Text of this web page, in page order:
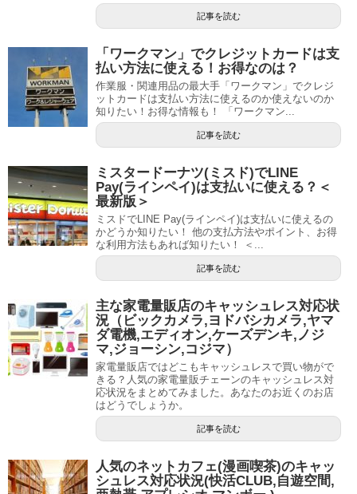
記事を読む
「ワークマン」でクレジットカードは支
払い方法に使える！お得なのは？
作業服・関連用品の最大手「ワークマン」でクレジ
ットカードは支払い方法に使えるのか使えないのか
知りたい！お得な情報も！ 「ワークマン...
記事を読む
ミスタードーナツ(ミスド)でLINE
Pay(ラインペイ)は支払いに使える？＜
最新版＞
ミスドでLINE Pay(ラインペイ)は支払いに使えるの
かどうか知りたい！ 他の支払方法やポイント、お得
な利用方法もあれば知りたい！ ＜...
記事を読む
主な家電量販店のキャッシュレス対応状
況（ビックカメラ,ヨドバシカメラ,ヤマ
ダ電機,エディオン,ケーズデンキ,ノジ
マ,ジョーシン,コジマ）
家電量販店ではどこもキャッシュレスで買い物がで
きる？人気の家電量販チェーンのキャッシュレス対
応状況をまとめてみました。あなたのお近くのお店
はどうでしょうか。
記事を読む
人気のネットカフェ(漫画喫茶)のキャッ
シュレス対応状況(快活CLUB,自遊空間,